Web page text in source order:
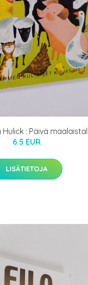
Hulick : Päivä
6.5 EUR
LISÄTIETOJA